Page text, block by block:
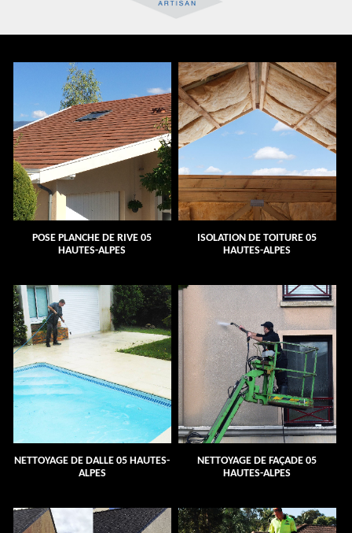
POSE PLANCHE DE RIVE 05
HAUTES-ALPES
ISOLATION DE TOITURE 05
HAUTES-ALPES
NETTOYAGE DE DALLE 05 HAUTES-
ALPES
NETTOYAGE DE FAÇADE 05
HAUTES-ALPES